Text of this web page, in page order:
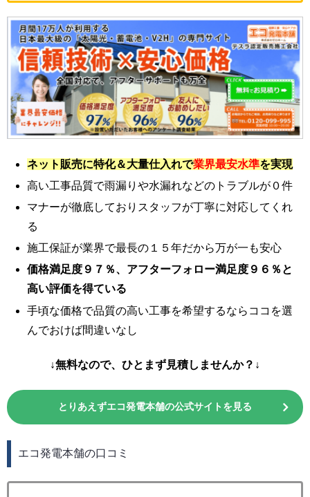
ネット販売に特化＆大量仕入れで業界最安水準を実現
高い工事品質で雨漏りや水漏れなどのトラブルが０件
マナーが徹底しておりスタッフが丁寧に対応してくれ
る
施工保証が業界で最長の１５年だから万が一も安心
価格満足度９７％、アフターフォロー満足度９６％と
高い評価を得ている
手頃な価格で品質の高い工事を希望するならココを選
んでおけば間違いなし
↓無料なので、ひとまず見積しませんか？↓
とりあえずエコ発電本舗の公式サイトを見る
エコ発電本舗の口コミ